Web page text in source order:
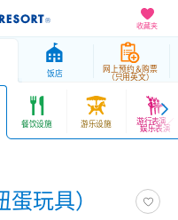
收藏夹
饭店 网上预约＆购票
（只用英文）
餐饮设施 游乐设施 游行表演／
娱乐表演
玩具）